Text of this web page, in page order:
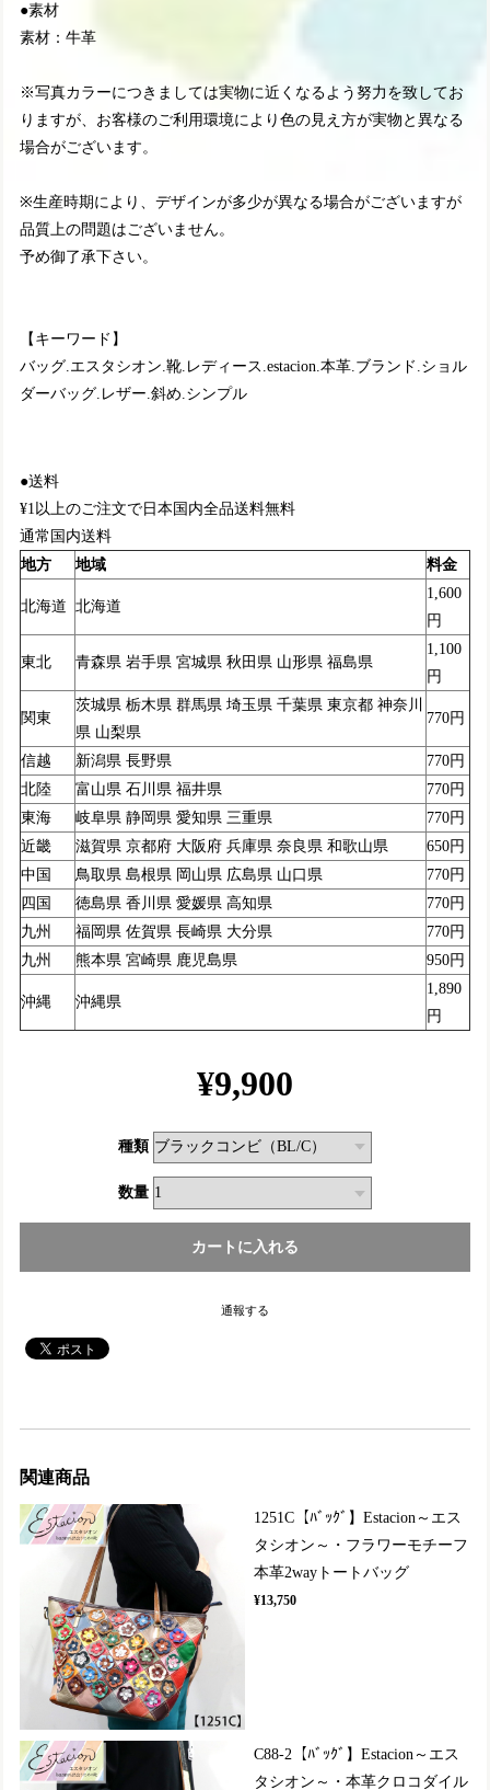
●素材
素材：牛革
※写真カラーにつきましては実物に近くなるよう努力を致してお
りますが、お客様のご利用環境により色の見え方が実物と異なる
場合がございます。
※生産時期により、デザインが多少が異なる場合がございますが
品質上の問題はございません。
予め御了承下さい。
【キーワード】
バッグ.エスタシオン.靴.レディース.estacion.本革.ブランド.ショル
ダーバッグ.レザー.斜め.シンプル
●送料
¥1以上のご注文で日本国内全品送料無料
通常国内送料
地方
地域 料金
北海道 北海道
1,600
円
東北 青森県 岩手県 宮城県 秋田県 山形県 福島県
1,100
円
関東
茨城県 栃木県 群馬県 埼玉県 千葉県 東京都 神奈川
県 山梨県
770円
信越 新潟県 長野県
770円
北陸
富山県 石川県 福井県
770円
東海
岐阜県 静岡県 愛知県 三重県
770円
近畿
滋賀県 京都府 大阪府 兵庫県 奈良県 和歌山県
650円
中国
鳥取県 島根県 岡山県 広島県 山口県
770円
四国
徳島県 香川県 愛媛県 高知県
770円
九州
福岡県 佐賀県 長崎県 大分県
770円
九州
熊本県 宮崎県 鹿児島県 950円
沖縄 沖縄県
1,890
円
¥9,900
種類
数量
通報する
関連商品
1251C【ﾊﾞｯｸﾞ】Estacion～エス
タシオン～・フラワーモチーフ
本革2wayトートバッグ
¥13,750
C88-2【ﾊﾞｯｸﾞ】Estacion～エス
タシオン～・本革クロコダイル